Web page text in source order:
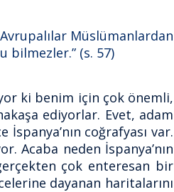
Müslümanlardan
bilmezler.” (s. 57)
ki benim için çok önemli,
ediyorlar. Evet, adam
İspanya’nın coğrafyası var.
Acaba neden İspanya’nın
çok enteresan bir
dayanan haritalarını